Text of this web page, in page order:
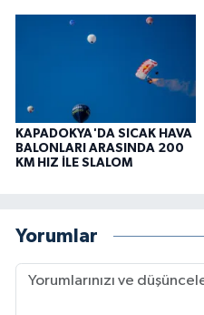
KAPADOKYA'DA SICAK HAVA
BALONLARI ARASINDA 200
KM HIZ İLE SLALOM
Yorumlar